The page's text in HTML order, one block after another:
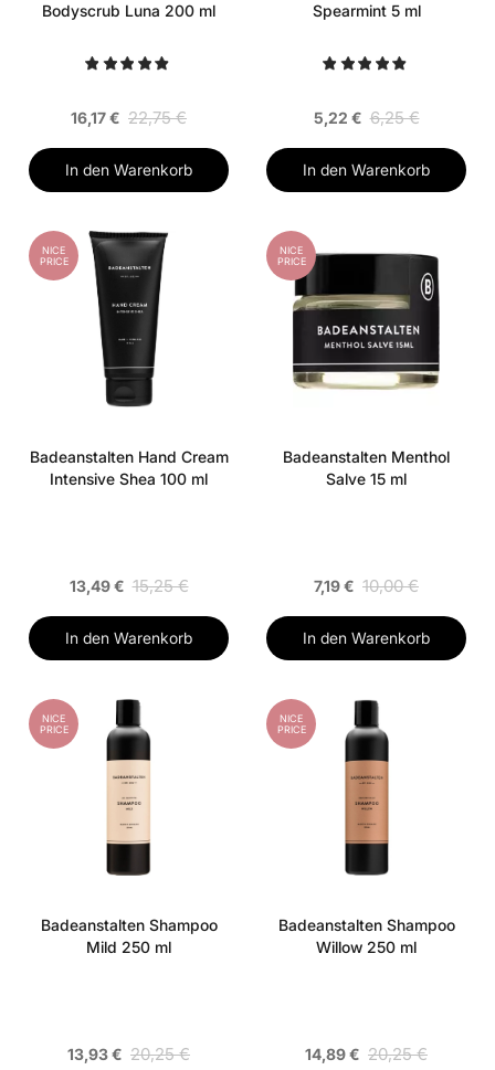
Bodyscrub Luna 200 ml
16,17 € 22,75 €
In den Warenkorb
Spearmint 5 ml
5,22 € 6,25 €
In den Warenkorb
NICE
PRICE
Badeanstalten Hand Cream
Intensive Shea 100 ml
13,49 € 15,25 €
In den Warenkorb
NICE
PRICE
Badeanstalten Menthol
Salve 15 ml
7,19 € 10,00 €
In den Warenkorb
NICE
PRICE
Badeanstalten Shampoo
Mild 250 ml
13,93 € 20,25 €
NICE
PRICE
Badeanstalten Shampoo
Willow 250 ml
14,89 € 20,25 €